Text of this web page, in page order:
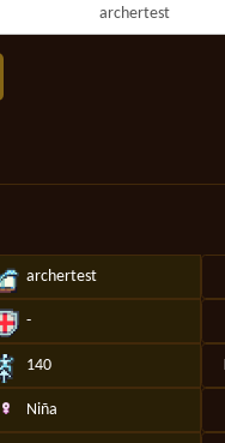
archertest
-
140
Niña